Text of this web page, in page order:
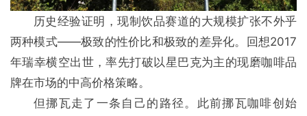
历史经验证明，现制饮品赛道的大规模扩张不外乎
两种模式——极致的性价比和极致的差异化。回想2017
年瑞幸横空出世，率先打破以星巴克为主的现磨咖啡品
牌在市场的中高价格策略。
但挪瓦走了一条自己的路径。此前挪瓦咖啡创始